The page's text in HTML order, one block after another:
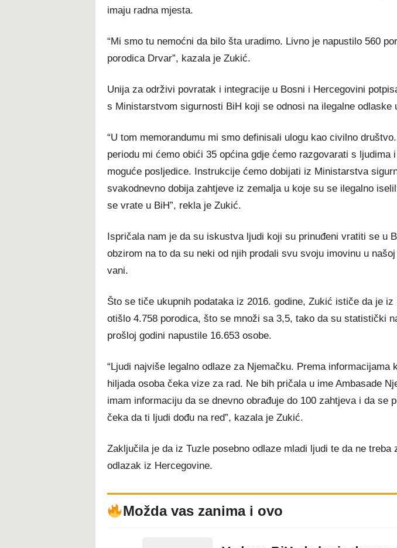
imaju radna mjesta.
“Mi smo tu nemoćni da bilo šta uradimo. Livno je napustilo 560
porodica Drvar”, kazala je Zukić.
Unija za održivi povratak i integracije u Bosni i Hercegovini
s Ministarstvom sigurnosti BiH koji se odnosi na ilegalne odlaske
“U tom memorandumu mi smo definisali ulogu kao civilno
periodu mi ćemo obići 35 općina gdje ćemo razgovarati s ljudima
moguće posljedice. Instrukcije ćemo dobijati iz Ministarstva
svakodnevno dobija zahtjeve iz zemalja u koje su se ilegalno
se vrate u BiH”, rekla je Zukić.
Ispričala nam je da su iskustva ljudi koji su prinuđeni vratiti se u
obzirom na to da su neki od njih prodali svu svoju imovinu u
vani.
Što se tiče ukupnih podataka iz 2016. godine, Zukić ističe da je iz
otišlo 4.758 porodica, što se množi sa 3,5, tako da su statistički
prošloj godini napustile 16.653 osobe.
“Ljudi najviše legalno odlaze za Njemačku. Prema informacijama
hiljada osoba čeka vize za rad. Ne bih pričala u ime Ambasade
imam informaciju da se dnevno obrađuje do 100 zahtjeva i da se
čeka da ti ljudi dođu na red”, kazala je Zukić.
Zaključila je da iz Tuzle posebno odlaze mladi ljudi te da ne treba
odlazak iz Hercegovine.
Možda vas zanima i ovo